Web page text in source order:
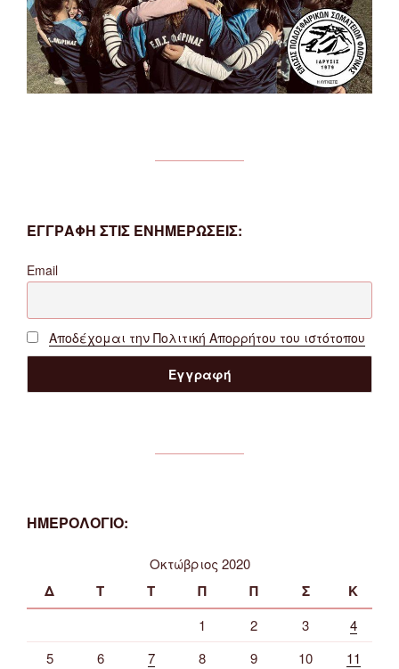
ΕΓΓΡΑΦΗ ΣΤΙΣ ΕΝΗΜΕΡΩΣΕΙΣ:
Email
Αποδέχομαι την Πολιτική Απορρήτου του ιστότοπου
ΗΜΕΡΟΛΟΓΙΟ:
Οκτώβριος 2020
Δ Τ Τ Π Π Σ Κ
1 2 3
4
5
6 7 8 9 10
11